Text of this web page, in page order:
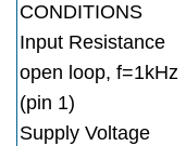
CONDITIONS
Input Resistance
open loop, f=1kHz
(pin 1)
Supply Voltage